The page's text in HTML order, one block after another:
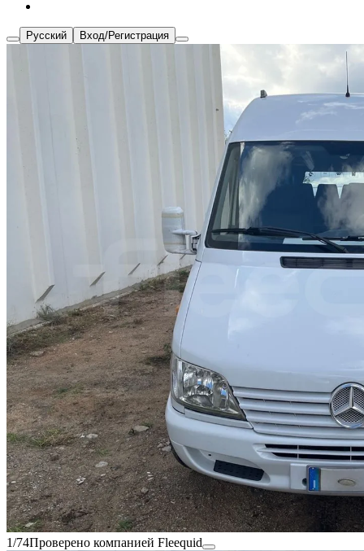
Русский Вход/Регистрация
1/74Проверено компанией Fleequid